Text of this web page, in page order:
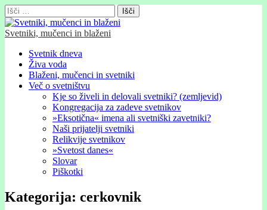
Išči:
Svetniki, mučenci in blaženi
Glavni
meni
Skip
content
Svetnik dneva
Živa voda
Blaženi, mučenci in svetniki
Več o svetništvu
Kje so živeli in delovali svetniki? (zemljevid)
Kongregacija za zadeve svetnikov
»Eksotična« imena ali svetniški zavetniki?
Naši prijatelji svetniki
Relikvije svetnikov
»Svetost danes«
Slovar
Piškotki
Kategorija: cerkovnik